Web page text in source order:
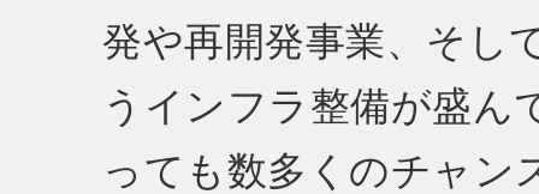
発や再開発事業、そし
うインフラ整備が盛ん
っても数多くのチャン